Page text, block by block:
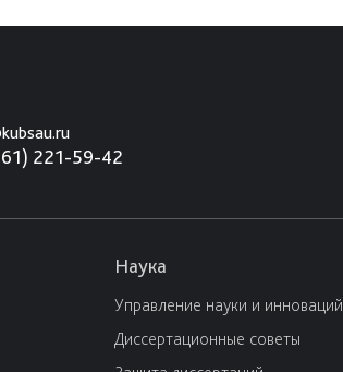
221-59-42
Наука
Управление науки и инноваций
Диссертационные советы